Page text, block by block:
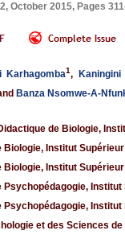
October 2015, Pages
Karhagomba1,
Banza Nsomwe-A-
de Biologie,
Biologie, Institut
Biologie, Institut
Psychopédagogie,
Psychopédagogie,
et des Sciences